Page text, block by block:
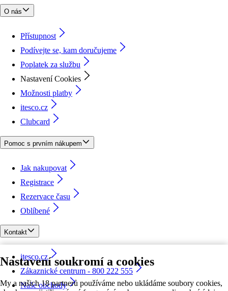
Nastavení soukromí a cookies
My a našich 18 partnerů používáme nebo ukládáme soubory cookies,
O nás
Přístupnost
Podívejte se, kam doručujeme
Poplatek za službu
Nastavení Cookies
Možnosti platby
itesco.cz
Clubcard
Pomoc s prvním nákupem
Jak nakupovat
Registrace
Rezervace času
Oblíbené
Kontakt
itesco.cz
Zákaznické centrum - 800 222 555
Naše obchody